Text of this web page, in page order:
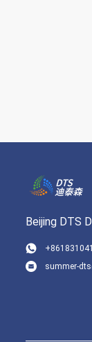
Beijing DTS
summer-